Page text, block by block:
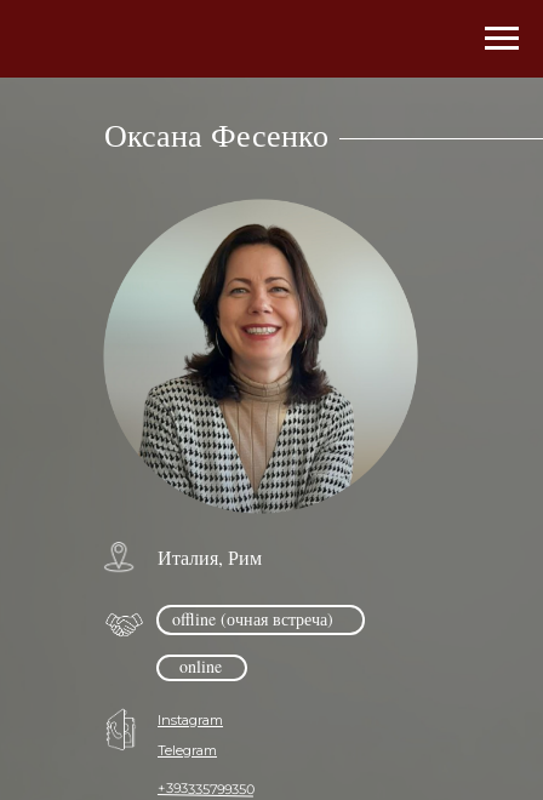
Оксана Фесенко
Италия, Рим
offline (очная встреча)
online
Instagram
Telegram
+393335799350